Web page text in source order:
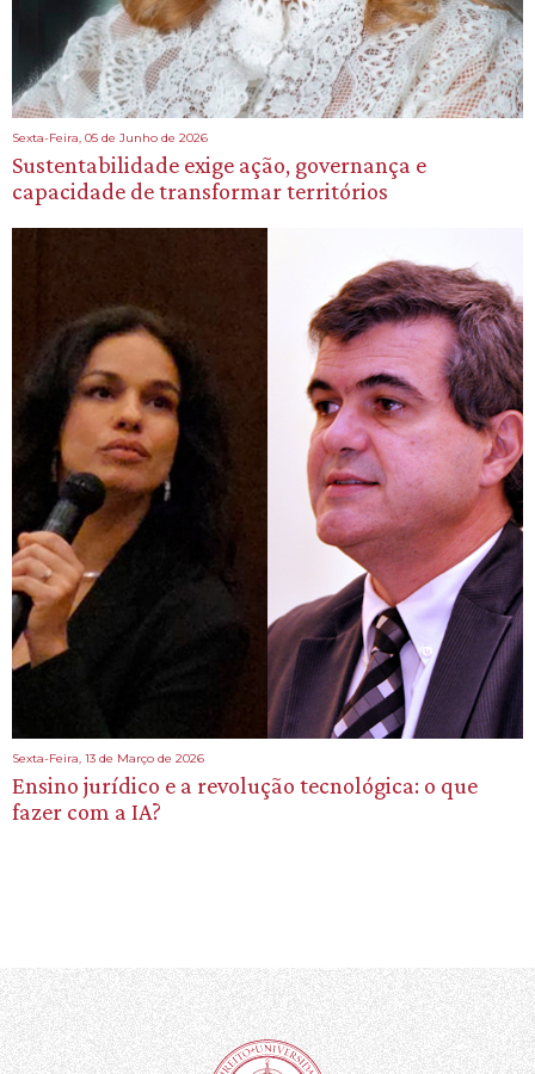
Sexta-Feira, 05 de Junho de 2026
Sustentabilidade exige ação, governança e
capacidade de transformar territórios
Sexta-Feira, 13 de Março de 2026
Ensino jurídico e a revolução tecnológica: o que
fazer com a IA?